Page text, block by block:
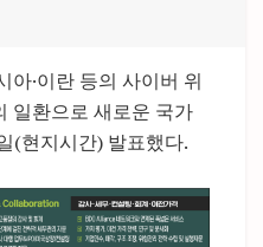
아·이란 등의 사이버 위
일환으로 새로운 국가
(현지시간) 발표했다.